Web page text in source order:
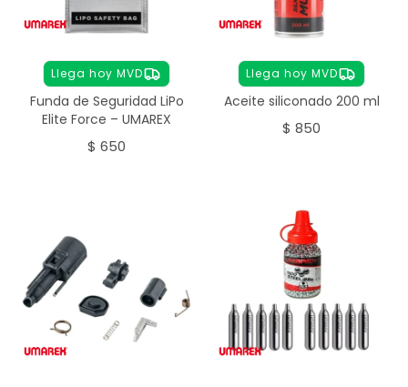
Llega hoy MVD
Funda de Seguridad LiPo
Elite Force – UMAREX
$ 650
Llega hoy MVD
Aceite siliconado 200 ml
$ 850